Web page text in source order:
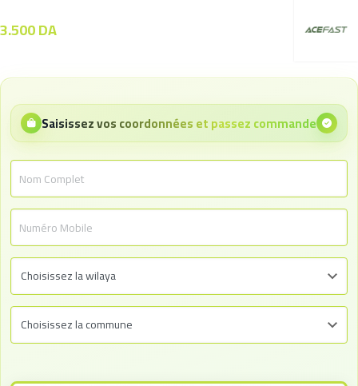
3.500DA
Saisissez vos coordonnées et passez commande